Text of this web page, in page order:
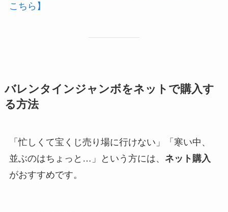
こちら】
バレンタインジャンボをネットで購入す
る方法
「忙しくて宝くじ売り場に行けない」「寒い中、
並ぶのはちょっと…」という方には、 ネット購入
がおすすめです。